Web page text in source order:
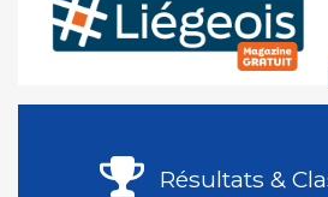
Résultats &